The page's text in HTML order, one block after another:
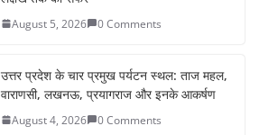
August 5, 2026 0 Comments
उत्तर प्रदेश के चार प्रमुख पर्यटन स्थल: ताज महल,
वाराणसी, लखनऊ, प्रयागराज और इनके आकर्षण
August 4, 2026 0 Comments